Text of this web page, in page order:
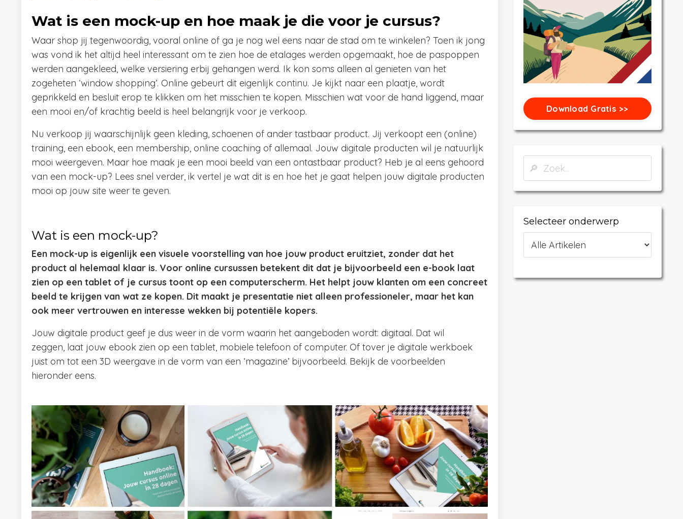
Wat is een mock-up en hoe maak je die voor je cursus?
Waar shop jij tegenwoordig, vooral online of ga je nog wel eens naar de stad om te winkelen? Toen ik jong
was vond ik het altijd heel interessant om te zien hoe de etalages werden opgemaakt, hoe de paspoppen
werden aangekleed, welke versiering erbij gehangen werd. Ik kon soms alleen al genieten van het
zogeheten ‘window shopping’. Online gebeurt dit eigenlijk continu. Je kijkt naar een plaatje, wordt
geprikkeld en besluit erop te klikken om het misschien te kopen. Misschien wat voor de hand liggend, maar
een mooi en/of krachtig beeld is heel belangrijk voor je verkoop.
Nu verkoop jij waarschijnlijk geen kleding, schoenen of ander tastbaar product. Jij verkoopt een (online)
training, een ebook, een membership, online coaching of allemaal. Jouw digitale producten wil je natuurlijk
mooi weergeven. Maar hoe maak je een mooi beeld van een ontastbaar product? Heb je al eens gehoord
van een mock-up? Lees snel verder, ik vertel je wat dit is en hoe het je gaat helpen jouw digitale producten
mooi op jouw site weer te geven.
Wat is een mock-up?
Een mock-up is eigenlijk een visuele voorstelling van hoe jouw product eruitziet, zonder dat het
product al helemaal klaar is. Voor online cursussen betekent dit dat je bijvoorbeeld een e-book laat
zien op een tablet of je cursus toont op een computerscherm. Het helpt jouw klanten om een concreet
beeld te krijgen van wat ze kopen. Dit maakt je presentatie niet alleen professioneler, maar het kan
ook meer vertrouwen en interesse wekken bij potentiële kopers.
Jouw digitale product geef je dus weer in de vorm waarin het aangeboden wordt: digitaal. Dat wil
zeggen, laat jouw ebook zien op een tablet, mobiele telefoon of computer. Of tover je digitale werkboek
juist om tot een 3D weergave in de vorm van een ‘magazine’ bijvoorbeeld. Bekijk de voorbeelden
hieronder eens.
Download Gratis >>
Selecteer onderwerp